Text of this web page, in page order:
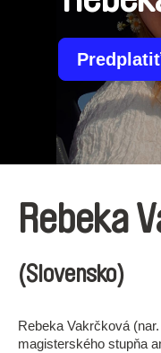
Rebeka
(Slovensko)
Rebeka Vakrčková
magisterského stupňa